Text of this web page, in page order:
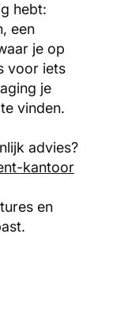
hebt:
een
je op
voor iets
je
vinden.
advies?
kantoor
en